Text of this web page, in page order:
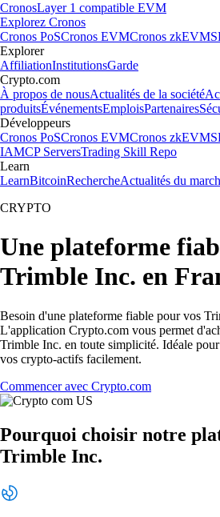
CronosLayer 1 compatible EVM
Explorez Cronos
Cronos PoSCronos EVMCronos zkEVM
Explorer
AffiliationInstitutionsGarde
Crypto.com
À propos de nousActualités de la société
produitsÉvénementsEmploisPartenaires
Développeurs
Cronos PoSCronos EVMCronos zkEVM
IAMCP ServersTrading Skill Repo
Learn
LearnBitcoinRechercheActualités du
CRYPTO
Une plateforme
Trimble Inc. en
Besoin d'une plateforme fiable pour vos
L'application Crypto.com vous permet
Trimble Inc. en toute simplicité. Idéale
vos crypto-actifs facilement.
Commencer avec Crypto.com
Pourquoi choisir notre
Trimble Inc.